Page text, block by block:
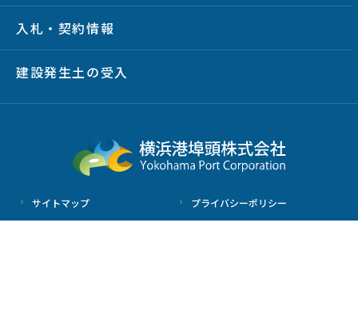
入札・契約情報
建設発生土の受入
サイトマップ
プライバシーポリシー
サイトポリシー
放射線情報